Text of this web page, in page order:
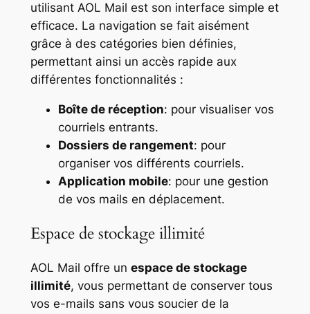
utilisant AOL Mail est son interface simple et
efficace. La navigation se fait aisément
grâce à des catégories bien définies,
permettant ainsi un accès rapide aux
différentes fonctionnalités :
Boîte de réception: pour visualiser vos
courriels entrants.
Dossiers de rangement: pour
organiser vos différents courriels.
Application mobile: pour une gestion
de vos mails en déplacement.
Espace de stockage illimité
AOL Mail offre un espace de stockage
illimité, vous permettant de conserver tous
vos e-mails sans vous soucier de la